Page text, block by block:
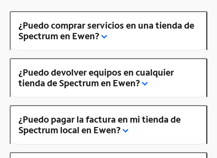
¿Puedo comprar servicios en una tienda de
Spectrum en Ewen?
¿Puedo devolver equipos en cualquier
tienda de Spectrum en Ewen?
¿Puedo pagar la factura en mi tienda de
Spectrum local en Ewen?